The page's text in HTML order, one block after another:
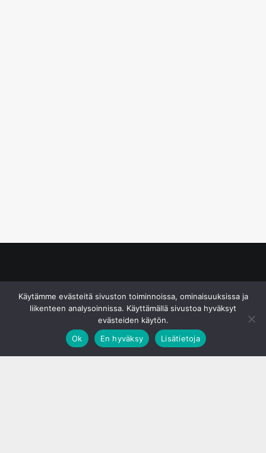
Käytämme evästeitä sivuston toiminnoissa, ominaisuuksissa ja
liikenteen analysoinnissa. Käyttämällä sivustoa hyväksyt
evästeiden käytön.
Ok
En hyväksy Lisätietoja